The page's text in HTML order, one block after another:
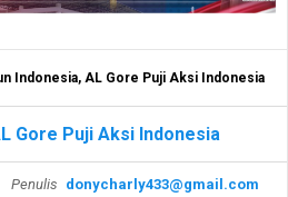
Indonesia, AL Gore Puji Aksi Indonesia
Gore Puji Aksi Indonesia
Penulis donycharly433@gmail.com